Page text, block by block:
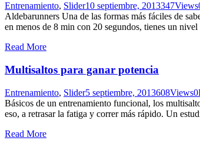
Entrenamiento, Slider10 septiembre, 2013347Views
Aldebarunners Una de las formas más fáciles de
en menos de 8 min con 20 segundos, tienes un
Read More
Multisaltos para ganar potencia
Entrenamiento, Slider5 septiembre, 2013608Views0
Básicos de un entrenamiento funcional, los
eso, a retrasar la fatiga y correr más rápido. Un
Read More